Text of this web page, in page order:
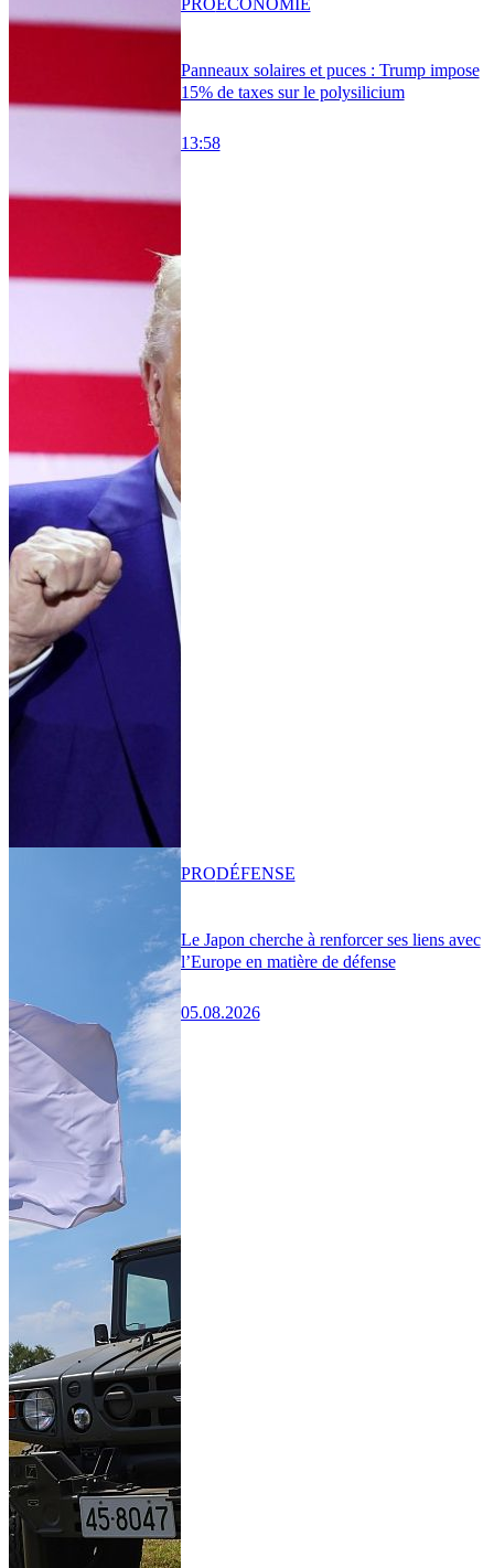
Panneaux solaires et puces : Trump impose
15% de taxes sur le polysilicium
13:58
Le Japon cherche à renforcer ses liens avec
l’Europe en matière de défense
05.08.2026
PRODÉFENSE